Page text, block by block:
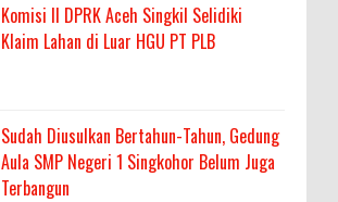
Komisi II DPRK Aceh Singkil Selidiki
Klaim Lahan di Luar HGU PT PLB
Sudah Diusulkan Bertahun-Tahun, Gedung
Aula SMP Negeri 1 Singkohor Belum Juga
Terbangun